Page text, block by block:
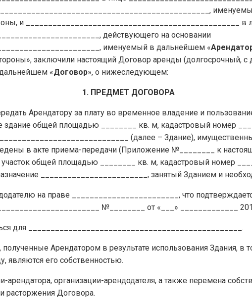
и ________________________________________________ в
действующего на основании
именуемый в дальнейшем «
заключили настоящий Договор аренды (долгосрочный, с
«Договор», о нижеследующем:
1. ПРЕДМЕТ ДОГОВОРА
Арендатору за плату во временное владение и
здание общей площадью ________ кв. м, кадастровый номер
(далее – Здание),
в акте приема-передачи (Приложение №________ к
общей площадью ________ кв. м, кадастровый номер
________________________, занятый Зданием и
на праве ________________________, что
№________ от «___» _____________
для ________________________________________________.
Арендатором в результате использования Здания, в
являются его собственностью.
арендатора, организации-арендодателя, а также перемена
расторжения Договора.